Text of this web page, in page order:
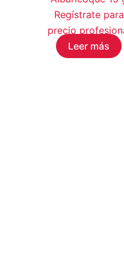
Regístrate para
precio
Leer más